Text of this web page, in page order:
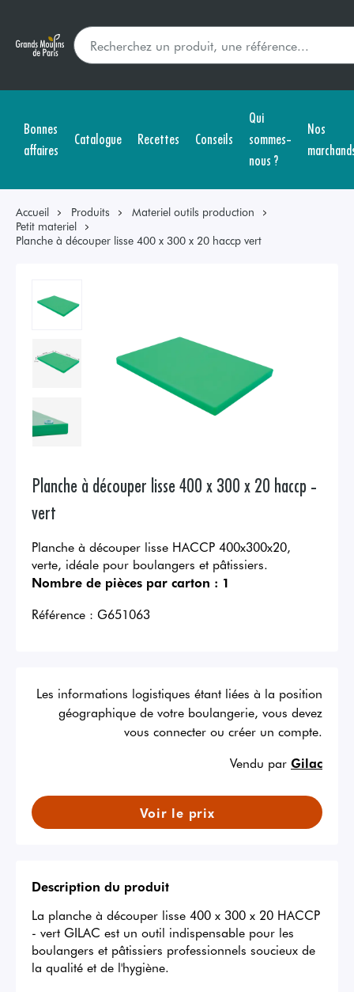
Bonnes
affaires
Catalogue Recettes Conseils
Qui
sommes-
nous ?
Nos
Accueil Produits
Materiel outils production
Petit materiel
Planche à découper lisse 400 x 300 x 20 haccp vert
Planche à découper lisse 400 x 300 x 20 haccp -
vert
Planche à découper lisse HACCP 400x300x20,
verte, idéale pour boulangers et pâtissiers.
Nombre de pièces par carton : 1
Référence : G651063
Les informations logistiques étant liées à la position
géographique de votre boulangerie, vous devez
vous connecter ou créer un compte.
Vendu par Gilac
Voir le prix
Description du produit
La planche à découper lisse 400 x 300 x 20 HACCP
- vert GILAC est un outil indispensable pour les
boulangers et pâtissiers professionnels soucieux de
la qualité et de l'hygiène.